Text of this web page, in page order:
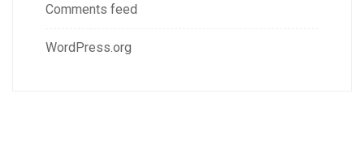
Comments feed
WordPress.org